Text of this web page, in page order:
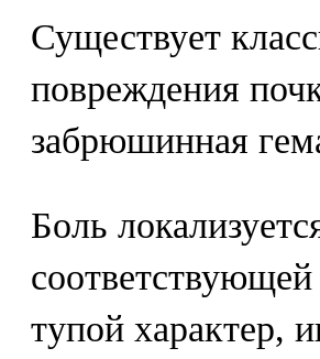
Существует
повреждения
забрюшинная
Боль
тупой характер,